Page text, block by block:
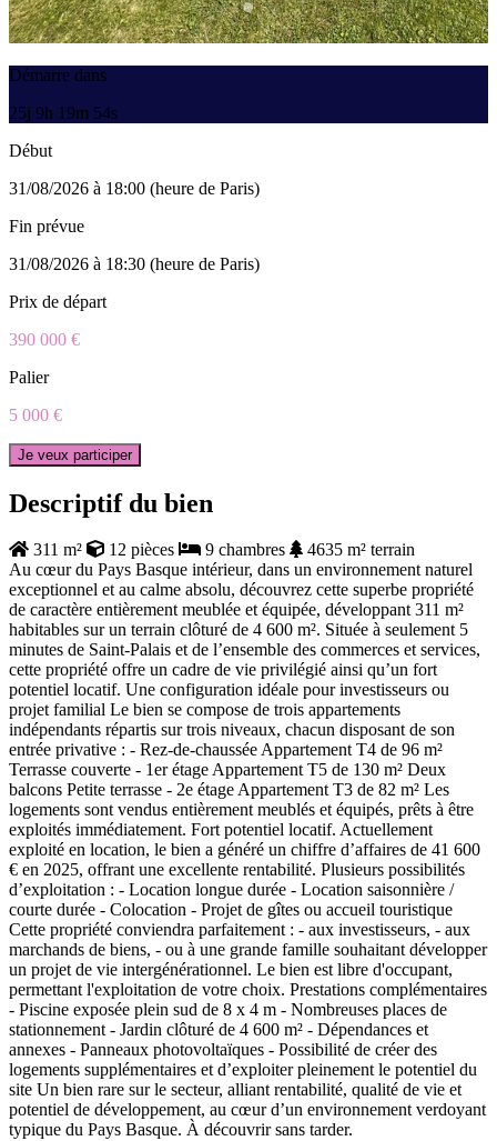
Démarre dans
25j 9h 19m 54s
Début
31/08/2026 à 18:00 (heure de Paris)
Fin prévue
31/08/2026 à 18:30 (heure de Paris)
Prix de départ
390 000 €
Palier
5 000 €
Je veux participer
Descriptif du bien
311 m² 12 pièces 9 chambres
4635 m² terrain
Au cœur du Pays Basque intérieur, dans un environnement naturel
exceptionnel et au calme absolu, découvrez cette superbe propriété
de caractère entièrement meublée et équipée, développant 311 m²
habitables sur un terrain clôturé de 4 600 m². Située à seulement 5
minutes de Saint-Palais et de l’ensemble des commerces et services,
cette propriété offre un cadre de vie privilégié ainsi qu’un fort
potentiel locatif. Une configuration idéale pour investisseurs ou
projet familial Le bien se compose de trois appartements
indépendants répartis sur trois niveaux, chacun disposant de son
entrée privative : - Rez-de-chaussée Appartement T4 de 96 m²
Terrasse couverte - 1er étage Appartement T5 de 130 m² Deux
balcons Petite terrasse - 2e étage Appartement T3 de 82 m² Les
logements sont vendus entièrement meublés et équipés, prêts à être
exploités immédiatement. Fort potentiel locatif. Actuellement
exploité en location, le bien a généré un chiffre d’affaires de 41 600
€ en 2025, offrant une excellente rentabilité. Plusieurs possibilités
d’exploitation : - Location longue durée - Location saisonnière /
courte durée - Colocation - Projet de gîtes ou accueil touristique
Cette propriété conviendra parfaitement : - aux investisseurs, - aux
marchands de biens, - ou à une grande famille souhaitant développer
un projet de vie intergénérationnel. Le bien est libre d'occupant,
permettant l'exploitation de votre choix. Prestations complémentaires
- Piscine exposée plein sud de 8 x 4 m - Nombreuses places de
stationnement - Jardin clôturé de 4 600 m² - Dépendances et
annexes - Panneaux photovoltaïques - Possibilité de créer des
logements supplémentaires et d’exploiter pleinement le potentiel du
site Un bien rare sur le secteur, alliant rentabilité, qualité de vie et
potentiel de développement, au cœur d’un environnement verdoyant
typique du Pays Basque. À découvrir sans tarder.